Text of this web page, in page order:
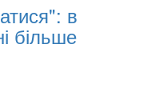
в
більше